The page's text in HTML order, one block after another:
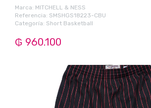
Marca: MITCHELL & NESS
Referencia: SMSHGS18223-CBU
Categoría: Short Basketball
₲ 960.100